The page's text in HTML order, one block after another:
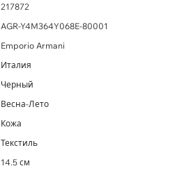
217872
AGR-Y4M364Y068E-80001
Emporio Armani
Италия
Черный
Весна-Лето
Кожа
Текстиль
14.5 см